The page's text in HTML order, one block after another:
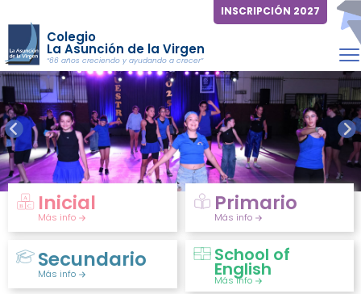
Colegio
La Asunción de la Virgen
“66 años creciendo y ayudando a crecer”
INSCRIPCIÓN 2027
Inicial
Más info
Primario
Más info
Secundario
Más info
School of
English
Más info